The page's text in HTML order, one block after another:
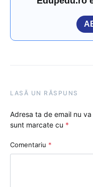
LASĂ UN RĂSPUNS
Adresa ta de email nu
sunt marcate cu *
Comentariu *